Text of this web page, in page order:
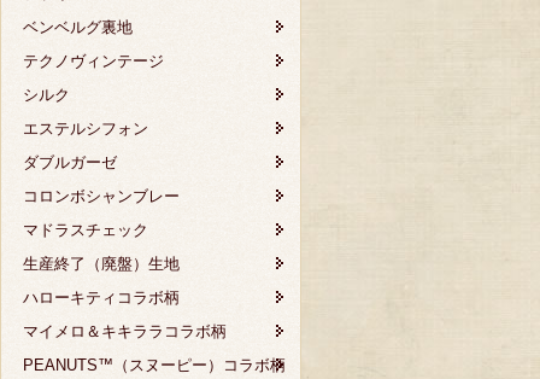
ベンベルグ裏地
テクノヴィンテージ
シルク
エステルシフォン
ダブルガーゼ
コロンボシャンブレー
マドラスチェック
生産終了（廃盤）生地
ハローキティコラボ柄
マイメロ＆キキララコラボ柄
PEANUTS™（スヌーピー）コラボ柄